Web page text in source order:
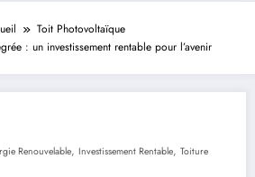
Toit Photovoltaïque
: un investissement rentable pour l’avenir
Renouvelable, Investissement Rentable, Toiture